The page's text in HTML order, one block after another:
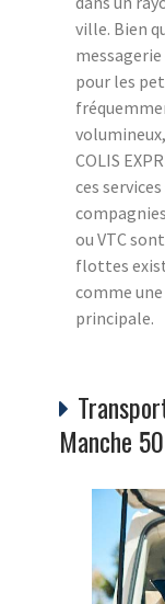
ville. Bien
pour les
COLIS
ces
ou VTC
flottes
comme
principale.
Manche 50